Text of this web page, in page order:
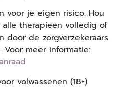
voor je eigen risico. Hou
therapieën volledig of
door de zorgverzekeraars
Voor meer informatie:
volwassenen (18+)